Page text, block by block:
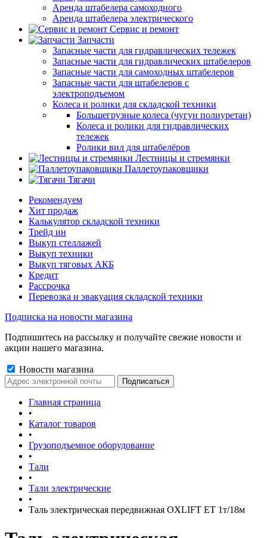
Аренда штабелера самоходного
Аренда штабелера электрического
Сервис и ремонт
Запчасти
Запасные части для гидравлических тележек
Запасные части для гидравлических штабелеров
Запасные части для самоходных штабелеров
Запасные части для штабелеров с
электроподъемом
Колеса и ролики для складской техники
Большегрузные колеса (чугун полиуретан)
Колеса и ролики для гидравлических
тележек
Ролики вил для штабелёров
Лестницы и стремянки
Паллетоупаковщики
Тягачи
Рекомендуем
Хит продаж
Калькулятор складской техники
Трейд ин
Выкуп стеллажей
Выкуп техники
Выкуп тяговых АКБ
Кредит
Рассрочка
Перевозка и эвакуация складской техники
Подписка на новости магазина
Подпишитесь на рассылку и получайте свежие новости и
акции нашего магазина.
Новости магазина
Главная страница
•
Каталог товаров
•
Грузоподъемное оборудование
•
Тали
•
Тали электрические
•
Таль электрическая передвижная OXLIFT ET 1т/18м